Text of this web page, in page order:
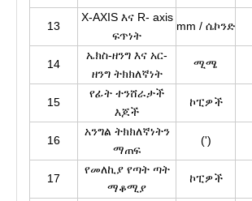
13
X-AXIS እና R- axis
ፍጥነት
mm / ሴኮንድ
14
ኤክስ-ዘንግ እና አር-
ዘንግ ትክክለኛነት
ሚሜ
15
የፊት ተንሸራታች
እጆች
ኮፒዎች
16
አንግል ትክክለኛነትን
ማጠፍ
(')
17
የመለኪያ የጣት ጣት
ማቆሚያ
ኮፒዎች